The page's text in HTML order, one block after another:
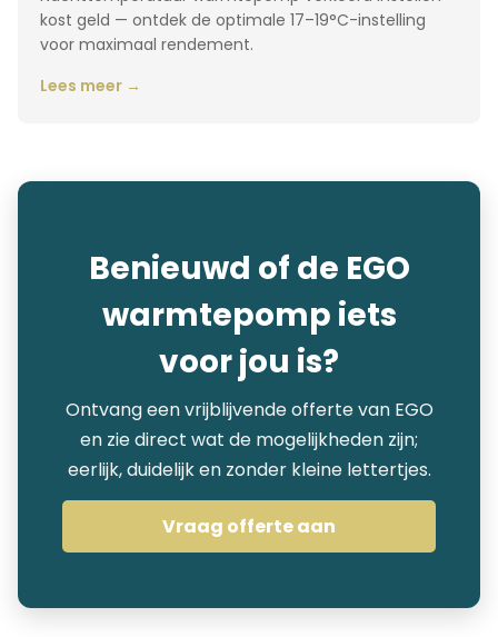
kost geld — ontdek de optimale 17–19°C-instelling
voor maximaal rendement.
Lees meer →
Benieuwd of de EGO
warmtepomp iets
voor jou is?
Ontvang een vrijblijvende offerte van EGO
en zie direct wat de mogelijkheden zijn;
eerlijk, duidelijk en zonder kleine lettertjes.
Vraag offerte aan